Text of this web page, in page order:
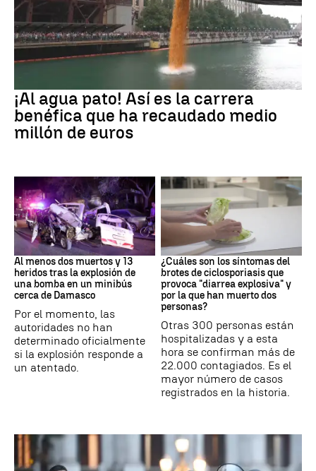
¡Al agua pato! Así es la carrera
benéfica que ha recaudado medio
millón de euros
SIRIA
Al menos dos muertos y 13
heridos tras la explosión de
una bomba en un minibús
cerca de Damasco
Por el momento, las
autoridades no han
determinado oficialmente
si la explosión responde a
un atentado.
Brote
¿Cuáles son los síntomas del
brotes de ciclosporiasis que
provoca "diarrea explosiva" y
por la que han muerto dos
personas?
Otras 300 personas están
hospitalizadas y a esta
hora se confirman más de
22.000 contagiados. Es el
mayor número de casos
registrados en la historia.